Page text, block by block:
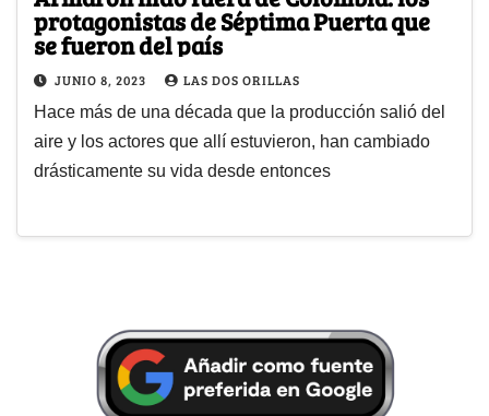
protagonistas de Séptima Puerta que
se fueron del país
JUNIO 8, 2023 LAS DOS ORILLAS
Hace más de una década que la producción salió del
aire y los actores que allí estuvieron, han cambiado
drásticamente su vida desde entonces